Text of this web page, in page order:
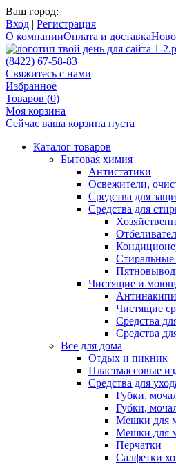
Ваш город:
Вход | Регистрация
О компанииОплата и доставка
(8422) 67-58-83
Свяжитесь с нами
Избранное
Товаров (0)
Моя корзина
Сейчас ваша корзина пуста
Каталог товаров
Бытовая химия
Антистатики
Освежители,
Средства для
Средства для
Чистящие и
Чистящие
Средства
Средства
Все для дома
Отдых и пикник
Пластмассовые
Средства для
Губки,
Губки,
Мешки для
Мешки для
Перчатки
Салфетки